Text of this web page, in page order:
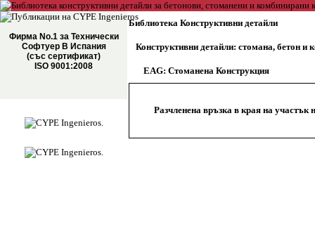
Фирма No.1 за Технически
Софтуер В Испания
(със сертификат)
ISO 9001:2008
Библиотека Конструктивни детайли
Конструктивни детайли: стомана, бетон и
EAG: Стоманена Конструкция
Разчленена връзка в края на участък